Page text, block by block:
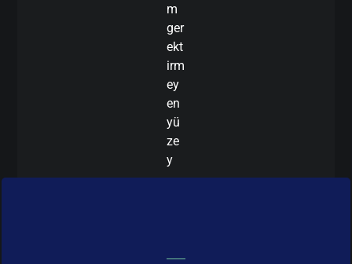
m
ger
ekt
irm
ey
en
yü
ze
y